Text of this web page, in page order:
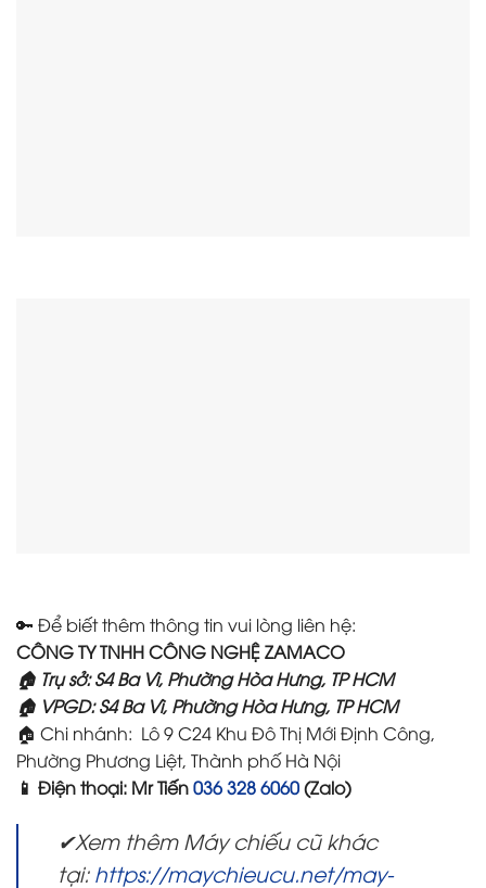
🔑 Để biết thêm thông tin vui lòng liên hệ:
CÔNG TY TNHH CÔNG NGHỆ ZAMACO
🏠 Trụ sở: S4 Ba Vì, Phường Hòa Hưng, TP HCM
🏠 VPGD: S4 Ba Vì, Phường Hòa Hưng, TP HCM
🏠 Chi nhánh: Lô 9 C24 Khu Đô Thị Mới Định Công,
Phường Phương Liệt, Thành phố Hà Nội
📱 Điện thoại: Mr Tiến036 328 6060(Zalo)
✔Xem thêm Máy chiếu cũ khác
tại:https://maychieucu.net/may-